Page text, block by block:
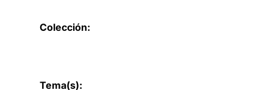
Colección:
Tema(s):